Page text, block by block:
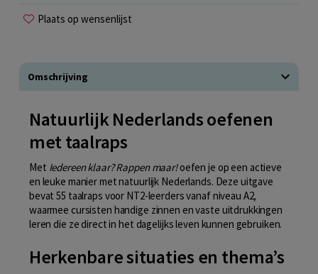
Plaats op wensenlijst
Omschrijving
Natuurlijk Nederlands oefenen
met taalraps
Met Iedereen klaar? Rappen maar!oefen je op een actieve
en leuke manier met natuurlijk Nederlands. Deze uitgave
bevat 55 taalraps voor NT2-leerders vanaf niveau A2,
waarmee cursisten handige zinnen en vaste uitdrukkingen
leren die ze direct in het dagelijks leven kunnen gebruiken.
Herkenbare situaties en thema’s